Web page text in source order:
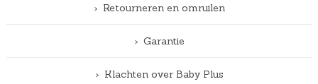
Retourneren en omruilen
Garantie
Klachten over Baby Plus